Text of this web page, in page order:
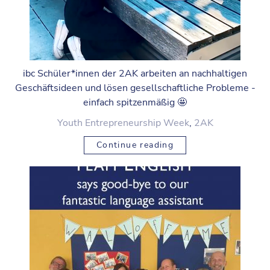
ibc Schüler*innen der 2AK arbeiten an nachhaltigen
Geschäftsideen und lösen gesellschaftliche Probleme -
einfach spitzenmäßig 🤩
Youth Entrepreneurship Week, 2AK
Continue reading